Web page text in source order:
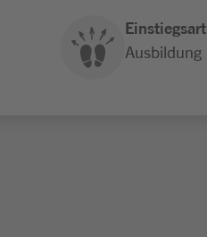
Einstiegsart
Ausbildung